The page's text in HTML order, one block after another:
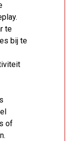
te
bij te
of